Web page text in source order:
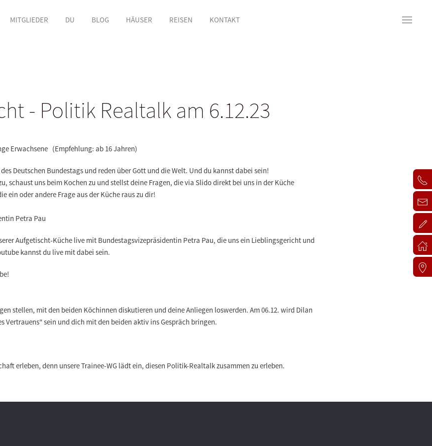
MITGLIEDER DU BLOG HÄUSER REISEN KONTAKT
- Politik Realtalk am 6.12.23
Erwachsene (Empfehlung: ab 16 Jahren)
Deutschen Bundestags und reden über Gott und die Welt. Und du kannst dabei sein!
schaust uns beim Kochen zu und stellst deine Fragen, die via Slido direkt bei uns in der Küche
oder andere Frage aus der Küche raus zu dir!
Petra Pau
Aufgetischt-Küche live mit Bundestagsvizepräsidentin Petra Pau, die uns ein Lieblingsgericht und
kannst du live mit dabei sein.
stellen, mit den beiden Köchinnen diskutieren und deine Anliegen loswerden. Am 06.12. wird Dilan
Vertrauens" sein und dich mit den beiden aktiv ins Gespräch bringen.
erleben, denn unsere Trainee-WG lädt ein, diesen Politik-Realtalk zusammen zu erleben.